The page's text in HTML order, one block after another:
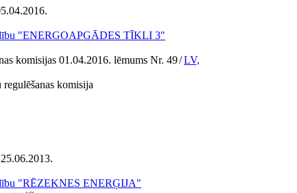
"ENERGOAPGĀDES TĪKLI 3"
komisijas 01.04.2016. lēmums Nr. 49/LV,
komisija
"RĒZEKNES ENERĢIJA"